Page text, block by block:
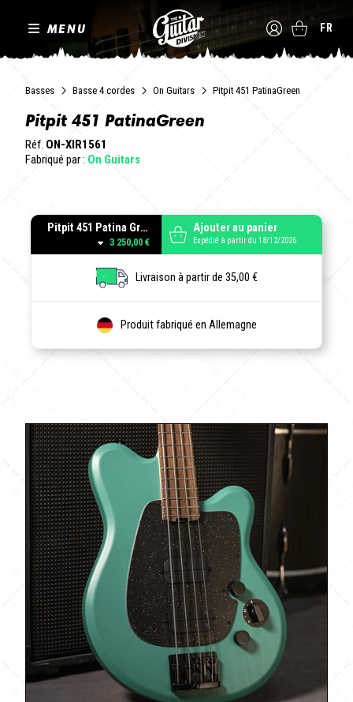
MENU FR
Basses Basse 4 cordes On Guitars Pitpit 451 PatinaGreen
Pitpit 451 PatinaGreen
Réf. ON-XIR1561
Fabriqué par : On Guitars
Pitpit 451 Patina Green
3 250,00 €
Ajouter au panier
Expédié à partir du 18/12/2026
Livraison à partir de 35,00 €
Produit fabriqué en Allemagne